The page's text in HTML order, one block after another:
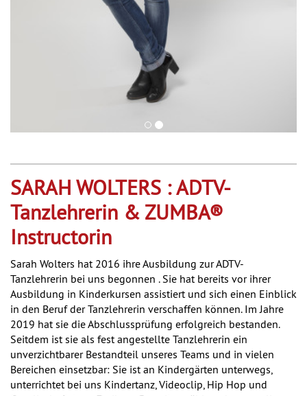
SARAH WOLTERS : ADTV-
Tanzlehrerin & ZUMBA®
Instructorin
Sarah Wolters hat 2016 ihre Ausbildung zur ADTV-
Tanzlehrerin bei uns begonnen . Sie hat bereits vor ihrer
Ausbildung in Kinderkursen assistiert und sich einen Einblick
in den Beruf der Tanzlehrerin verschaffen können. Im Jahre
2019 hat sie die Abschlussprüfung erfolgreich bestanden.
Seitdem ist sie als fest angestellte Tanzlehrerin ein
unverzichtbarer Bestandteil unseres Teams und in vielen
Bereichen einsetzbar: Sie ist an Kindergärten unterwegs,
unterrichtet bei uns Kindertanz, Videoclip, Hip Hop und